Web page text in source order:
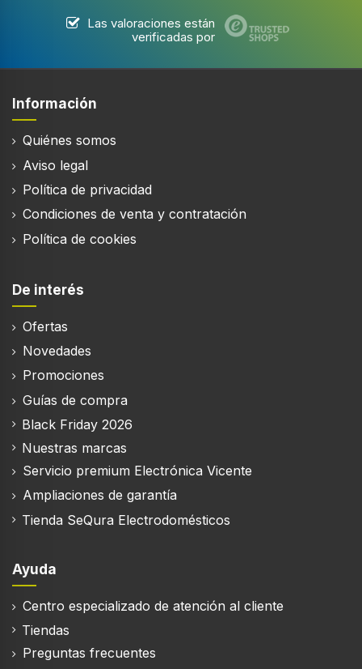
Longitud del cable
Desempeño
Capacidad nominal
9 kg
Máxima velocidad de centrifugado
1200 RPM
Clase de secado por giro
Clase de emisión de ruido
71 dB
Programación diferida
Inicio retrasado
24 h
Inicio diferido (mín.)
3 h
Tiempo del ciclo (máx.)
Tiempo de ciclo (programa rápido)
Programas de lavado
abrigo/Edredón de plumas, Aclarado extra,
Las valoraciones están
verificadas por
Información
Quiénes somos
Aviso legal
Política de privacidad
Condiciones de venta y contratación
Política de cookies
De interés
Ofertas
Novedades
Promociones
Guías de compra
Black Friday 2026
Nuestras marcas
Servicio premium Electrónica Vicente
Ampliaciones de garantía
Tienda SeQura Electrodomésticos
Ayuda
Centro especializado de atención al cliente
Tiendas
Preguntas frecuentes